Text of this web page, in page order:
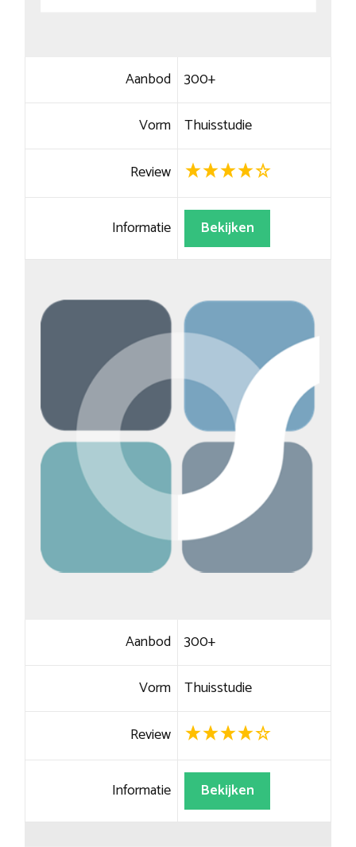
Aanbod 300+
Vorm Thuisstudie
Review
Informatie Bekijken
Aanbod 300+
Vorm Thuisstudie
Review
Informatie Bekijken